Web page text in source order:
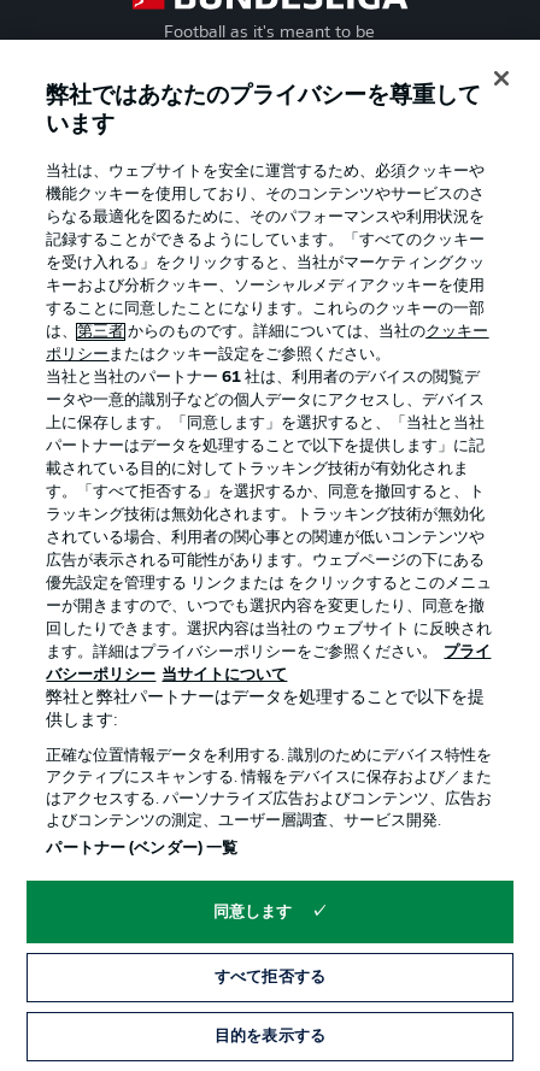
Football as it's meant to be
Official Partners
プライバシー・ポリシー 優先設定を管理する
利用条件 放送局
求人 選手
当サイトについて
© 2026 Bundesliga-Gruppe GmbH
言語をお選びください
Display Mode
弊社ではあなたのプライバシーを尊重して
います
当社は、ウェブサイトを安全に運営するため、必須クッキーや
機能クッキーを使用しており、そのコンテンツやサービスのさ
らなる最適化を図るために、そのパフォーマンスや利用状況を
記録することができるようにしています。「すべてのクッキー
を受け入れる」をクリックすると、当社がマーケティングクッ
キーおよび分析クッキー、ソーシャルメディアクッキーを使用
することに同意したことになります。これらのクッキーの一部
は、第三者 からのものです。詳細については、当社のクッキー
ポリシー またはクッキー設定をご参照ください。
当社と当社のパートナー61 社は、利用者のデバイスの閲覧デ
ータや一意的識別子などの個人データにアクセスし、デバイス
上に保存します。「同意します」を選択すると、「当社と当社
パートナーはデータを処理することで以下を提供します」に記
載されている目的に対してトラッキング技術が有効化されま
す。「すべて拒否する」を選択するか、同意を撤回すると、ト
ラッキング技術は無効化されます。トラッキング技術が無効化
されている場合、利用者の関心事との関連が低いコンテンツや
広告が表示される可能性があります。ウェブページの下にある
優先設定を管理する リンクまたは をクリックするとこのメニュ
ーが開きますので、いつでも選択内容を変更したり、同意を撤
回したりできます。選択内容は当社の ウェブサイト に反映され
ます。詳細はプライバシーポリシーをご参照ください。
プライ
バシーポリシー 当サイトについて
弊社と弊社パートナーはデータを処理することで以下を提
供します:
正確な位置情報データを利用する. 識別のためにデバイス特性を
アクティブにスキャンする. 情報をデバイスに保存および／また
はアクセスする. パーソナライズ広告およびコンテンツ、広告お
よびコンテンツの測定、ユーザー層調査、サービス開発.
パートナー (ベンダー) 一覧
同意します
すべて拒否する
目的を表示する